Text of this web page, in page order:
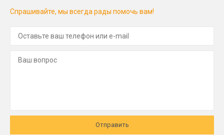
Спрашивайте, мы всегда рады помочь вам!
Отправить